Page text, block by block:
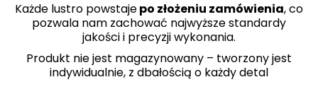
Każde lustro powstajepo złożeniu zamówienia, co
pozwala nam zachować najwyższe standardy
jakości i precyzji wykonania.
Produkt nie jest magazynowany – tworzony jest
indywidualnie, z dbałością o każdy detal